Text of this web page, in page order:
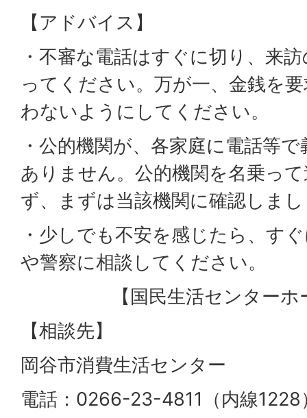
【アドバイス】
・不審な電話はすぐに切り、来
ってください。万が一、金銭を
わないようにしてください。
・公的機関が、各家庭に電話等
ありません。公的機関を名乗っ
ず、まずは当該機関に確認しま
・少しでも不安を感じたら、す
や警察に相談してください。
【国民生活センター
【相談先】
岡谷市消費生活センター
電話：0266-23-4811（内線1228